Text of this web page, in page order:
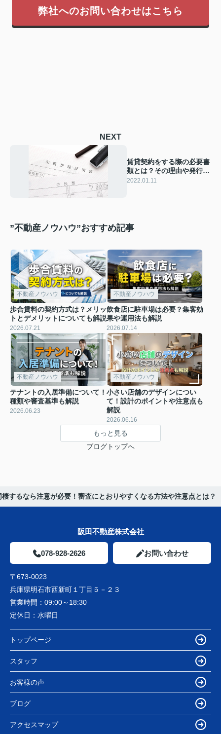
弊社へのお問い合わせはこちら
NEXT
賃貸契約をする際の必要書
類とは？その理由や発行手
順についてご紹介！
2022.01.11
”不動産ノウハウ”おすすめ記事
不動産ノウハウ
歩合賃料の契約方式は？メリッ
トとデメリットについても解説
2026.07.21
不動産ノウハウ
飲食店に駐車場は必要？集客効
果や運用法も解説
2026.07.14
不動産ノウハウ
テナントの入居準備について！
種類や審査基準も解説
2026.06.23
不動産ノウハウ
小さい店舗のデザインについ
て！設計のポイントや注意点も
解説
2026.06.16
もっと見る
ブログトップへ
棲するなら注意が必要！審査にとおりやすくなる方法や注意点とは？
阪田不動産株式会社
078-928-2626 お問い合わせ
〒673-0023
兵庫県明石市西新町１丁目５－２３
営業時間： 09:00～18:30
定休日： 水曜日
トップページ
スタッフ
お客様の声
ブログ
アクセスマップ